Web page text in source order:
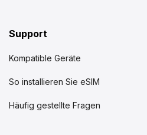
Support
Kompatible Geräte
So installieren Sie eSIM
Häufig gestellte Fragen